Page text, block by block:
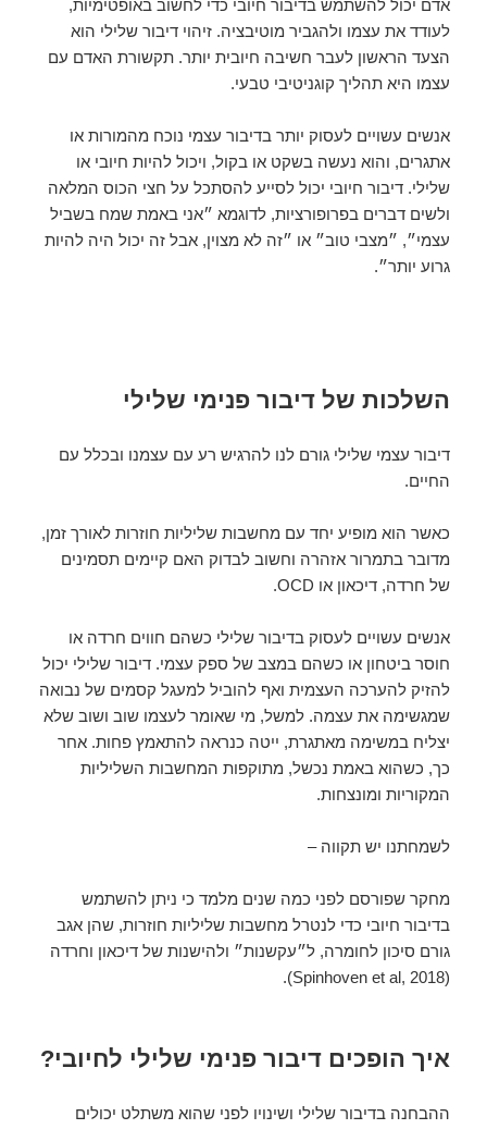
אדם יכול להשתמש בדיבור חיובי כדי לחשוב באופטימיות,
לעודד את עצמו ולהגביר מוטיבציה. זיהוי דיבור שלילי הוא
הצעד הראשון לעבר חשיבה חיובית יותר. תקשורת האדם עם
עצמו היא תהליך קוגניטיבי טבעי.
אנשים עשויים לעסוק יותר בדיבור עצמי נוכח מהמורות או
אתגרים, והוא נעשה בשקט או בקול, ויכול להיות חיובי או
שלילי. דיבור חיובי יכול לסייע להסתכל על חצי הכוס המלאה
ולשים דברים בפרופורציות, לדוגמא ״אני באמת שמח בשביל
עצמי״, ״מצבי טוב״ או ״זה לא מצוין, אבל זה יכול היה להיות
גרוע יותר״.
השלכות של דיבור פנימי שלילי
דיבור עצמי שלילי גורם לנו להרגיש רע עם עצמנו ובכלל עם
החיים.
כאשר הוא מופיע יחד עם מחשבות שליליות חוזרות לאורך זמן,
מדובר בתמרור אזהרה וחשוב לבדוק האם קיימים תסמינים
של חרדה, דיכאון או OCD.
אנשים עשויים לעסוק בדיבור שלילי כשהם חווים חרדה או
חוסר ביטחון או כשהם במצב של ספק עצמי. דיבור שלילי יכול
להזיק להערכה העצמית ואף להוביל למעגל קסמים של נבואה
שמגשימה את עצמה. למשל, מי שאומר לעצמו שוב ושוב שלא
יצליח במשימה מאתגרת, ייטה כנראה להתאמץ פחות. אחר
כך, כשהוא באמת נכשל, מתוקפות המחשבות השליליות
המקוריות ומונצחות.
לשמחתנו יש תקווה –
מחקר שפורסם לפני כמה שנים מלמד כי ניתן להשתמש
בדיבור חיובי כדי לנטרל מחשבות שליליות חוזרות, שהן אגב
גורם סיכון לחומרה, ל״עקשנות״ ולהישנות של דיכאון וחרדה
(Spinhoven et al, 2018).
איך הופכים דיבור פנימי שלילי לחיובי?
ההבחנה בדיבור שלילי ושינויו לפני שהוא משתלט יכולים